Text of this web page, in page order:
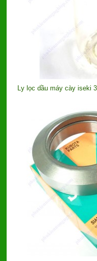
Ly lọc dầu máy cày iseki